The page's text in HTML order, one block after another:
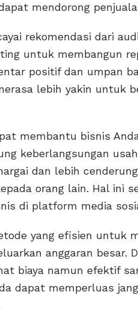
mendorong
rekomendasi dari
untuk membangun
positif dan umpan
lebih yakin untuk
membantu bisnis
keberlangsungan
dan lebih
orang lain. Hal ini
di platform media
yang efisien untuk
anggaran besar.
biaya namun efektif
dapat memperluas